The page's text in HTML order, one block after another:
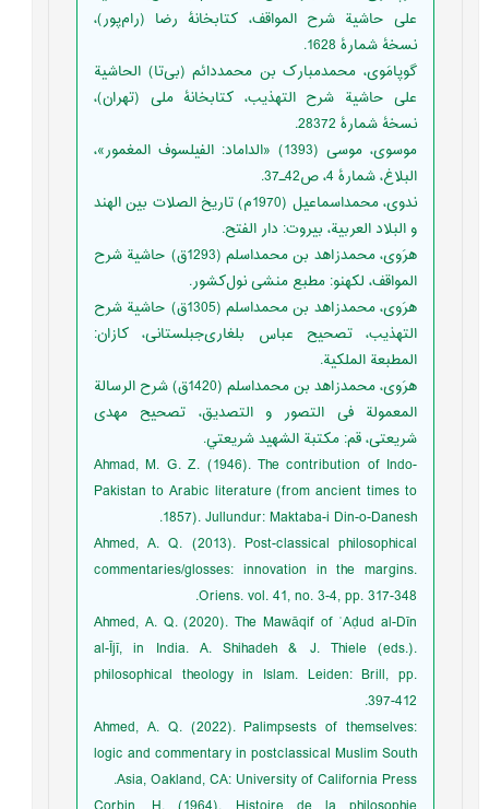
علی حاشیة شرح المواقف، کتابخانۀ رضا (رام‌پور)،
نسخۀ شمارۀ 1628.
گوپامَوی، محمدمبارک بن محمددائم (بی‌تا) الحاشیة
علی حاشیة شرح التهذیب، کتابخانۀ ملی (تهران)،
نسخۀ شمارۀ 28372.
موسوی، موسی (1393) «الداماد: الفیلسوف المغمور»،
البلاغ، شمارۀ 4، ص42ـ37.‬
ندوی، محمداسماعیل (1970م) تاريخ الصلات بين الهند
و البلاد العربية، بیروت: دار‌ الفتح.‬‏‫‬
‏‫هرَوی، محمدزاهد بن محمداسلم (1293ق) حاشیة شرح
المواقف، لکهنو: مطبع منشی نول‌کشور.‬
‏‫هرَوی، محمدزاهد بن محمداسلم (1305ق) حاشیة‌ شرح
التهذیب، تصحیح عباس بلغاری‌جبلستانی، کازان:
المطبعة الملکیة.‬
‏‫‏‫هرَوی، محمدزاهد بن محمداسلم (1420ق) شرح الرسالة
المعمولة فی التصور و التصدیق، تصحیح مهدی
شریعتی، قم: مکتبة الشهيد شريعتي.‬
Ahmad, M. G. Z. (1946). The contribution of Indo-
Pakistan to Arabic literature (from ancient times to
1857). Jullundur: Maktaba-i Din-o-Danesh.
Ahmed, A. Q. (2013). Post-classical philosophical
commentaries/glosses: innovation in the margins.
Oriens. vol. 41, no. 3-4, pp. 317-348.
Ahmed, A. Q. (2020). The Mawāqif of ʿAḍud al-Dīn
al-Ījī, in India. A. Shihadeh & J. Thiele (eds.).
philosophical theology in Islam. Leiden: Brill, pp.
397-412.‬‬
Ahmed, A. Q. (2022). Palimpsests of themselves:
logic and commentary in postclassical Muslim South
Asia, Oakland, CA: University of California Press.